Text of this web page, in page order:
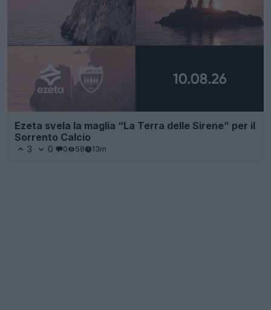
Ezeta svela la maglia “La Terra delle Sirene” per il
Sorrento Calcio
3 0 0 58 13m